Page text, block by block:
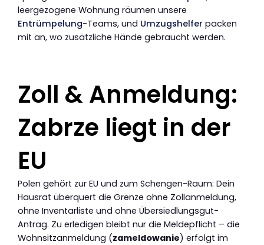
leergezogene Wohnung räumen unsere
Entrümpelung-Teams, und Umzugshelfer packen
mit an, wo zusätzliche Hände gebraucht werden.
Zoll & Anmeldung:
Zabrze liegt in der
EU
Polen gehört zur EU und zum Schengen-Raum: Dein
Hausrat überquert die Grenze ohne Zollanmeldung,
ohne Inventarliste und ohne Übersiedlungsgut-
Antrag. Zu erledigen bleibt nur die Meldepflicht – die
Wohnsitzanmeldung (zameldowanie) erfolgt im